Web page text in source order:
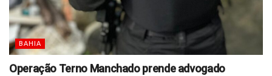
BAHIA
Operação Terno Manchado prende advogado